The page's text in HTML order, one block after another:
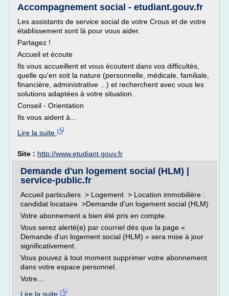
Accompagnement social - etudiant.gouv.fr
Les assistants de service social de votre Crous et de votre
établissement sont là pour vous aider.
Partagez !
Accueil et écoute
Ils vous accueillent et vous écoutent dans vos difficultés,
quelle qu'en soit la nature (personnelle, médicale, familiale,
financière, administrative ...) et recherchent avec vous les
solutions adaptées à votre situation.
Conseil - Orientation
Ils vous aident à...
Lire la suite
Site : http://www.etudiant.gouv.fr
Demande d'un logement social (HLM) |
service-public.fr
Accueil particuliers > Logement > Location immobilière :
candidat locataire >Demande d'un logement social (HLM)
Votre abonnement a bien été pris en compte.
Vous serez alerté(e) par courriel dès que la page «
Demande d'un logement social (HLM) » sera mise à jour
significativement.
Vous pouvez à tout moment supprimer votre abonnement
dans votre espace personnel.
Votre...
Lire la suite